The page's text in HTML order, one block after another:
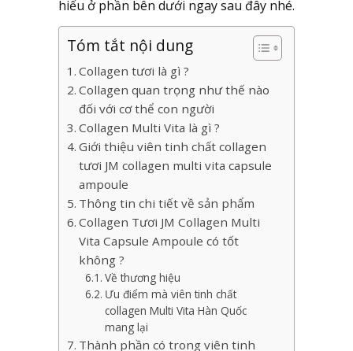
hiểu ở phần bên dưới ngay sau đây nhé.
Tóm tắt nội dung
Collagen tươi là gì ?
Collagen quan trọng như thế nào
đối với cơ thể con người
Collagen Multi Vita là gì ?
Giới thiệu viên tinh chất collagen
tươi JM collagen multi vita capsule
ampoule
Thông tin chi tiết về sản phẩm
Collagen Tươi JM Collagen Multi
Vita Capsule Ampoule có tốt
không ?
Về thương hiệu
Ưu điểm mà viên tinh chất
collagen Multi Vita Hàn Quốc
mang lại
Thành phần có trong viên tinh